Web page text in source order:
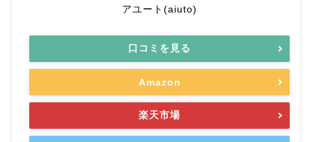
アユート(aiuto)
口コミを見る
Amazon
楽天市場